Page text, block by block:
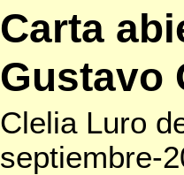
Carta
Gustavo
Clelia Luro
septiembre-